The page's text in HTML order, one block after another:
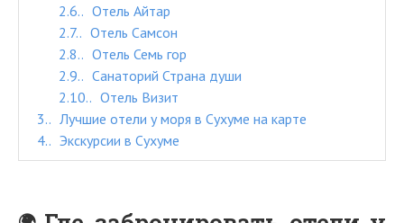
2.6.
Отель Айтар
2.7.
Отель Самсон
2.8.
Отель Семь гор
2.9.
Санаторий Страна души
2.10.
Отель Визит
3.
Лучшие отели у моря в Сухуме на карте
4.
Экскурсии в Сухуме